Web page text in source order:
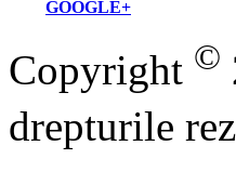
GOOGLE+
Copyright ©
drepturile